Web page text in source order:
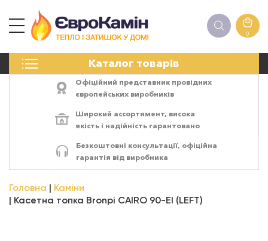
0
Каталог товарів
ПЕЧІ
ЕЛЕКТРОКАМІНИ
АКСЕСУАРИ
Офіційний представник провідних
європейських виробників
Широкий ассортимент, висока
якість і надійність гарантовано
Безкоштовні консультації, офіційна
гарантія від виробника
Головна
Каміни
Касетна топка Bronpi CAIRO 90-EI (LEFT)